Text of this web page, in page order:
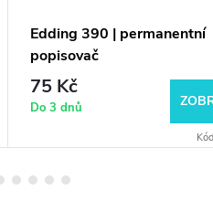
Edding 390 | permanentní
popisovač
75 Kč
Do 3 dnů